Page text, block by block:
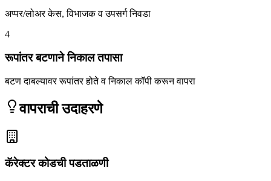
अप्पर/लोअर केस, विभाजक व उपसर्ग निवडा
4
रूपांतर बटणाने निकाल तपासा
बटण दाबल्यावर रूपांतर होते व निकाल कॉपी करून वापरा
वापराची उदाहरणे
कॅरेक्टर कोडची पडताळणी